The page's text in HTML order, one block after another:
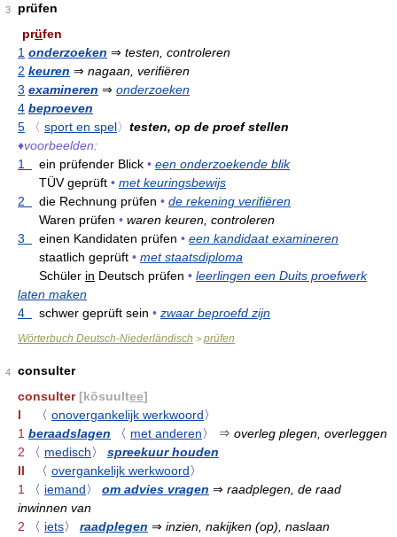
3
prüfen
prüfen
1 onderzoeken ⇒ testen, controleren
2 keuren ⇒ nagaan, verifiëren
3 examineren ⇒ onderzoeken
4 beproeven
5
〈 sport en spel〉 testen, op de proef stellen
♦voorbeelden:
1
ein prüfender Blick • een onderzoekende blik
TÜV geprüft • met keuringsbewijs
2
die Rechnung prüfen • de rekening verifiëren
Waren prüfen • waren keuren, controleren
3
einen Kandidaten prüfen • een kandidaat examineren
staatlich geprüft • met staatsdiploma
Schüler in Deutsch prüfen • leerlingen een Duits proefwerk
laten maken
4
schwer geprüft sein • zwaar beproefd zijn
Wörterbuch Deutsch-Niederländisch > prüfen
4
consulter
consulter [kõsuultee]
I
〈 onovergankelijk werkwoord〉
1 beraadslagen 〈 met anderen〉 ⇒ overleg plegen, overleggen
2
〈 medisch〉
spreekuur houden
II
〈 overgankelijk werkwoord〉
1
〈 iemand〉 om advies vragen ⇒ raadplegen, de raad
inwinnen van
2
〈 iets〉 raadplegen ⇒ inzien, nakijken (op), naslaan